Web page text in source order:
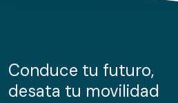
información sobre el uso que
nuestros partners de redes
Conduce tu futuro,
desata tu movilidad